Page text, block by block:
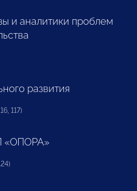
и аналитики проблем
развития
117)
«ОПОРА»